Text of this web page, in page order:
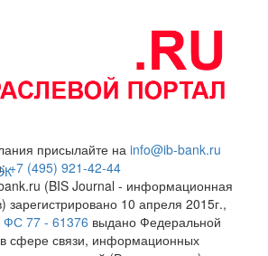
присылайте на info@ib-bank.ru
+7 (495) 921-42-44
(BIS Journal - информационная
зарегистрировано 10 апреля 2015г.,
ФС 77 - 61376 выдано Федеральной
сфере связи, информационных